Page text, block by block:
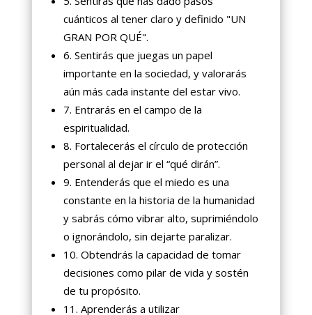
cuánticos al tener claro y definido "UN
GRAN POR QUÉ".
6. Sentirás que juegas un papel
importante en la sociedad, y valorarás
aún más cada instante del estar vivo.
7. Entrarás en el campo de la
espiritualidad.
8. Fortalecerás el círculo de protección
personal al dejar ir el “qué dirán”.
9. Entenderás que el miedo es una
constante en la historia de la humanidad
y sabrás cómo vibrar alto, suprimiéndolo
o ignorándolo, sin dejarte paralizar.
10. Obtendrás la capacidad de tomar
decisiones como pilar de vida y sostén
de tu propósito.
11. Aprenderás a utilizar